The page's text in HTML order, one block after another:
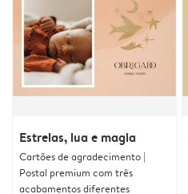
Estrelas, lua e magia
Cartões de agradecimento |
Postal premium com três
acabamentos diferentes